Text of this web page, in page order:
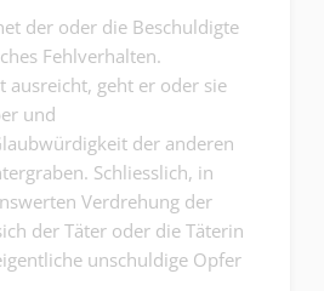
der oder die Beschuldigte
Fehlverhalten.
ausreicht, geht er oder sie
und
der anderen
Schliesslich, in
Verdrehung der
der Täter oder die Täterin
unschuldige Opfer